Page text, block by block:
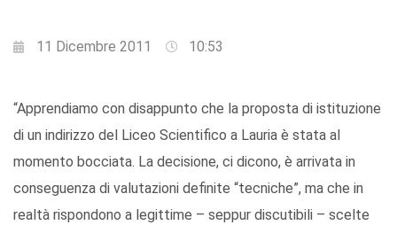
11 Dicembre 2011 10:53
“Apprendiamo con disappunto che la proposta di istituzione
di un indirizzo del Liceo Scientifico a Lauria è stata al
momento bocciata. La decisione, ci dicono, è arrivata in
conseguenza di valutazioni definite “tecniche”, ma che in
realtà rispondono a legittime – seppur discutibili – scelte